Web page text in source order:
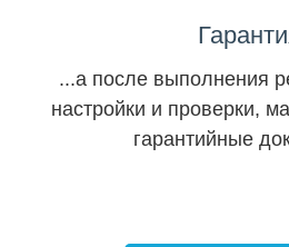
...а после выполнения
настройки и проверки,
гарантийные